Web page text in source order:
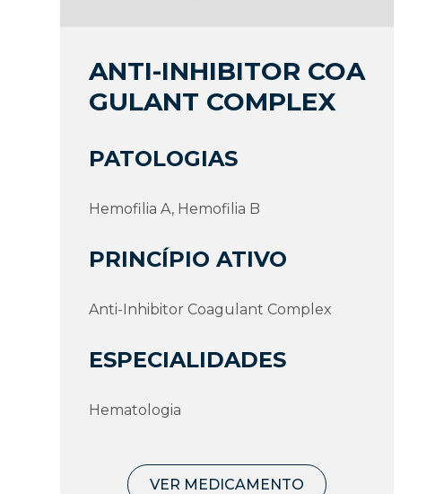
ANTI-INHIBITOR COA
GULANT COMPLEX
PATOLOGIAS
Hemofilia A, Hemofilia B
PRINCÍPIO ATIVO
Anti-Inhibitor Coagulant Complex
ESPECIALIDADES
Hematologia
VER MEDICAMENTO